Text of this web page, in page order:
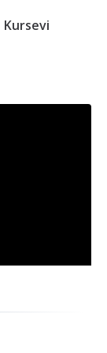
Kursevi